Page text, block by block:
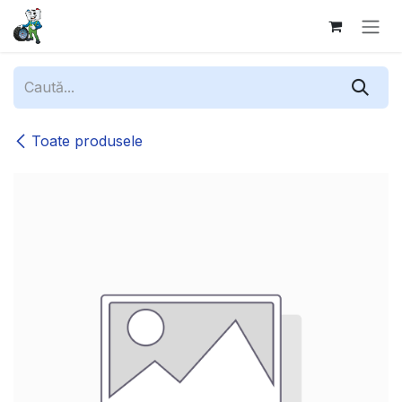
Sari la conținut
Toate produsele